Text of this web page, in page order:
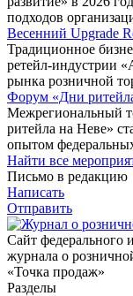
подходов
Весенний Upgrade
Традиционное
ретейл-индустрии
рынка розничной
Форум «Дни
Межрегиональный
ритейла на Неве»
опытом
Найти все
Письмо в редакцию
Написать
Отправить
Сайт федерального
журнала о
«Точка продаж»
Разделы